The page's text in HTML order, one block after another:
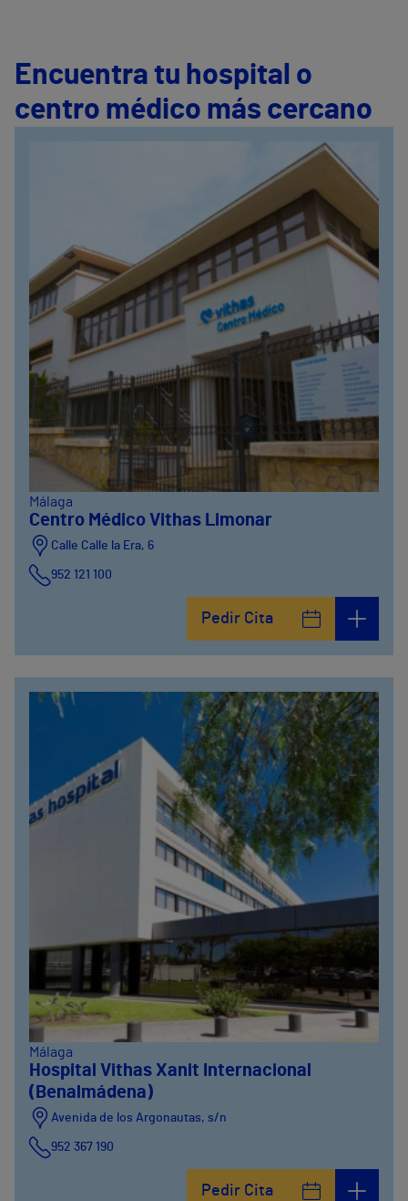
Encuentra tu hospital o
centro médico más cercano
Málaga
Centro Médico Vithas Limonar
Calle Calle la Era, 6
952 121 100
Pedir Cita
Málaga
Hospital Vithas Xanit Internacional
(Benalmádena)
Avenida de los Argonautas, s/n
952 367 190
Pedir Cita